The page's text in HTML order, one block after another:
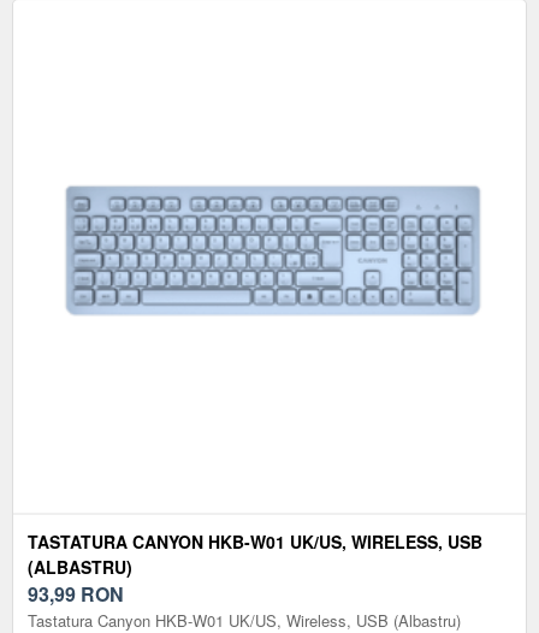
TASTATURA CANYON HKB-W01 UK/US, WIRELESS, USB
(ALBASTRU)
93,99 RON
Tastatura Canyon HKB-W01 UK/US, Wireless, USB (Albastru)